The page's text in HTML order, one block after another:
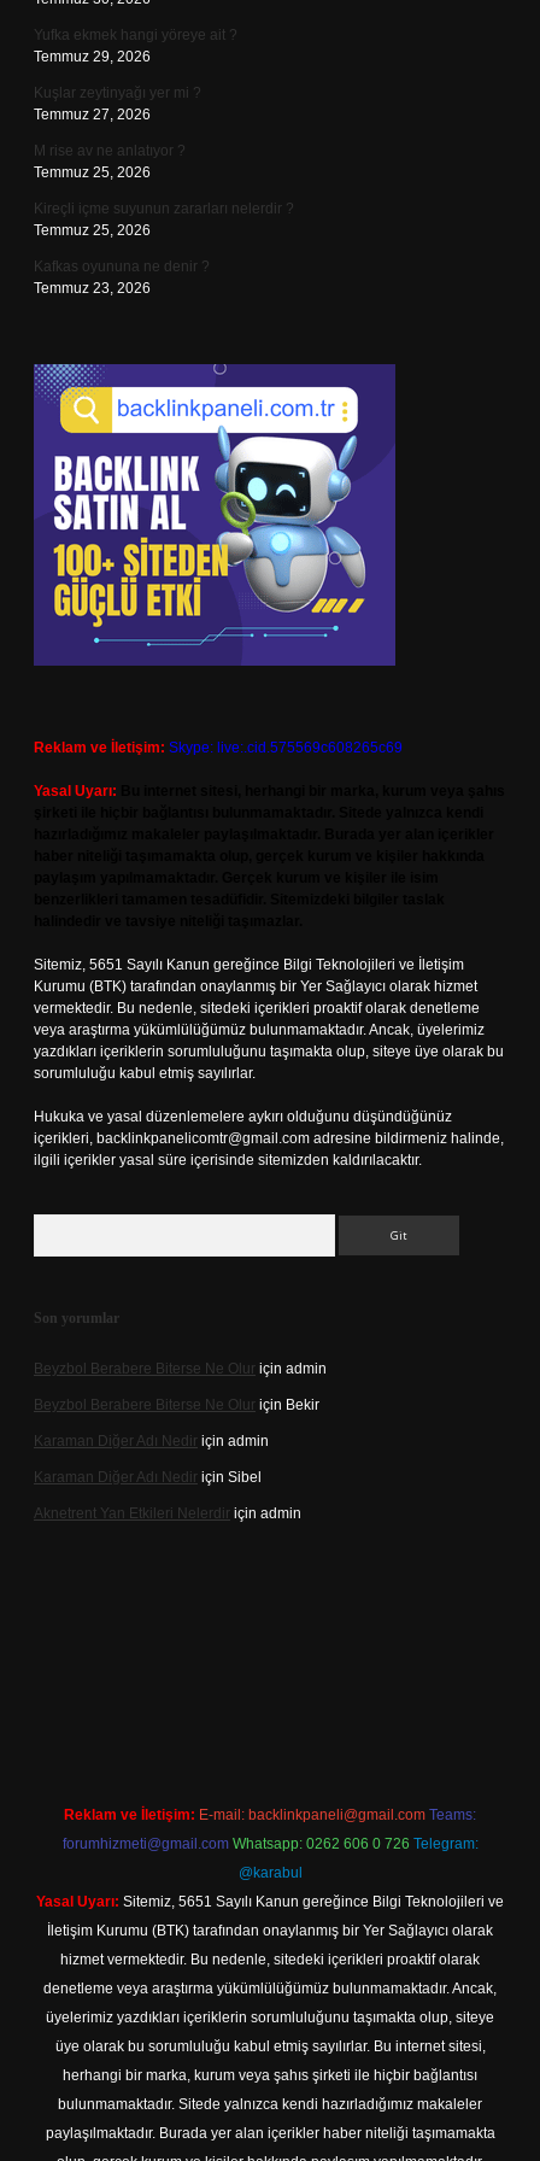
Yufka ekmek hangi yöreye ait ?
Temmuz 29, 2026
Kuşlar zeytinyağı yer mi ?
Temmuz 27, 2026
M rise av ne anlatıyor ?
Temmuz 25, 2026
Kireçli içme suyunun zararları nelerdir ?
Temmuz 25, 2026
Kafkas oyununa ne denir ?
Temmuz 23, 2026
Reklam ve İletişim: Skype: live:.cid.575569c608265c69
Yasal Uyarı:
Sitemiz, 5651 Sayılı Kanun gereğince Bilgi Teknolojileri ve İletişim
Kurumu (BTK) tarafından onaylanmış bir Yer Sağlayıcı olarak hizmet
vermektedir. Bu nedenle, sitedeki içerikleri proaktif olarak denetleme
veya araştırma yükümlülüğümüz bulunmamaktadır. Ancak, üyelerimiz
yazdıkları içeriklerin sorumluluğunu taşımakta olup, siteye üye olarak bu
sorumluluğu kabul etmiş sayılırlar.
Hukuka ve yasal düzenlemelere aykırı olduğunu düşündüğünüz
içerikleri, backlinkpanelicomtr@gmail.com adresine bildirmeniz halinde,
ilgili içerikler yasal süre içerisinde sitemizden kaldırılacaktır.
Son yorumlar
Beyzbol Berabere Biterse Ne Olur için admin
Beyzbol Berabere Biterse Ne Olur için Bekir
Karaman Diğer Adı Nedir için admin
Karaman Diğer Adı Nedir için Sibel
Aknetrent Yan Etkileri Nelerdir için admin
Reklam ve İletişim: E-mail: backlinkpaneli@gmail.com Teams:
forumhizmeti@gmail.com Whatsapp: 0262 606 0 726 Telegram:
@karabul
Yasal Uyarı: Sitemiz, 5651 Sayılı Kanun gereğince Bilgi Teknolojileri ve
İletişim Kurumu (BTK) tarafından onaylanmış bir Yer Sağlayıcı olarak
hizmet vermektedir. Bu nedenle, sitedeki içerikleri proaktif olarak
denetleme veya araştırma yükümlülüğümüz bulunmamaktadır. Ancak,
üyelerimiz yazdıkları içeriklerin sorumluluğunu taşımakta olup, siteye
üye olarak bu sorumluluğu kabul etmiş sayılırlar. Bu internet sitesi,
herhangi bir marka, kurum veya şahıs şirketi ile hiçbir bağlantısı
bulunmamaktadır. Sitede yalnızca kendi hazırladığımız makaleler
paylaşılmaktadır. Burada yer alan içerikler haber niteliği taşımamakta